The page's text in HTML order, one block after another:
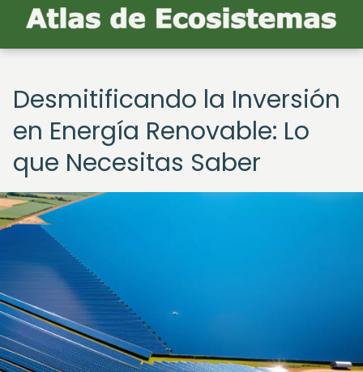
Desmitificando la Inversión
en Energía Renovable: Lo
que Necesitas Saber